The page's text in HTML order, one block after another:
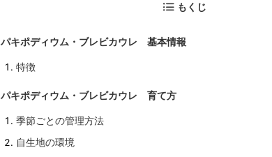
もくじ
パキポディウム・ブレビカウレ 基本情報
特徴
パキポディウム・ブレビカウレ 育て方
季節ごとの管理方法
自生地の環境